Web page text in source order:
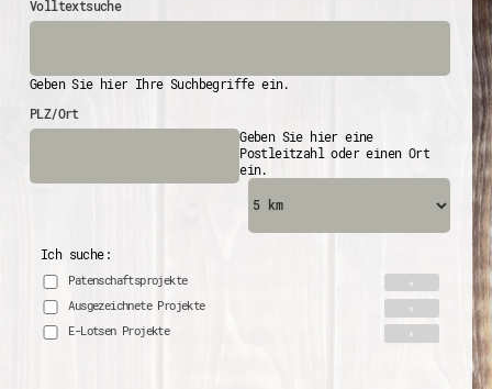
Volltextsuche
Geben Sie hier Ihre Suchbegriffe ein.
PLZ/Ort
Geben Sie hier eine
Postleitzahl oder einen Ort
ein.
Ich suche:
Patenschaftsprojekte
Ausgezeichnete Projekte
E-Lotsen Projekte